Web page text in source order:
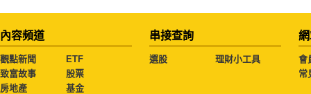
內容頻道
觀點新聞
ETF
致富故事
股票
房地產
基金
串接查詢
選股 理財小工具
會
常